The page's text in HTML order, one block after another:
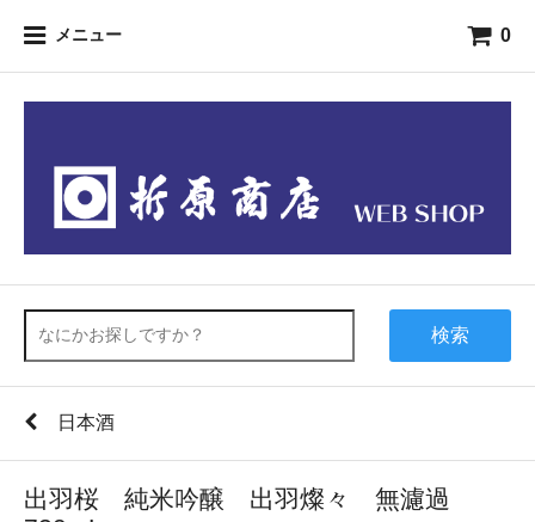
メニュー 0
検索
日本酒
出羽桜 純米吟醸 出羽燦々 無濾過